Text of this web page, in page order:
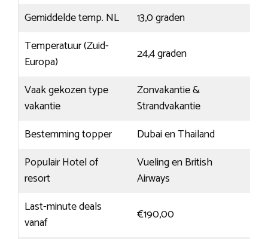
Gemiddelde temp. NL
13,0 graden
Temperatuur (Zuid-
Europa)
24,4 graden
Vaak gekozen type
vakantie
Zonvakantie &
Strandvakantie
Bestemming topper
Dubai en Thailand
Populair Hotel of
resort
Vueling en British
Airways
Last-minute deals
vanaf
€190,00